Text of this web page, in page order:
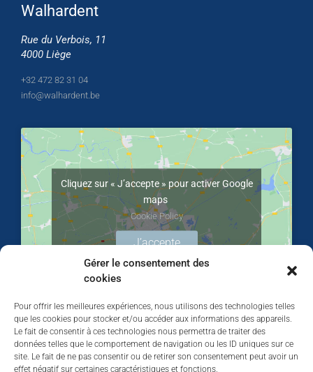
Gérer le consentement des
cookies
Pour offrir les meilleures expériences, nous utilisons des technologies telles
que les cookies pour stocker et/ou accéder aux informations des appareils.
Le fait de consentir à ces technologies nous permettra de traiter des
données telles que le comportement de navigation ou les ID uniques sur ce
site. Le fait de ne pas consentir ou de retirer son consentement peut avoir un
effet négatif sur certaines caractéristiques et fonctions.
Walhardent
Rue du Verbois, 11
4000 Liège
+32 472 82 31 04
info@walhardent.be
Cliquez sur « J’accepte » pour activer Google
maps
Cookie Policy
J’accepte